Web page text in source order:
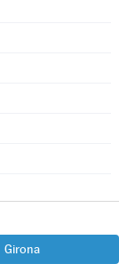
Girona